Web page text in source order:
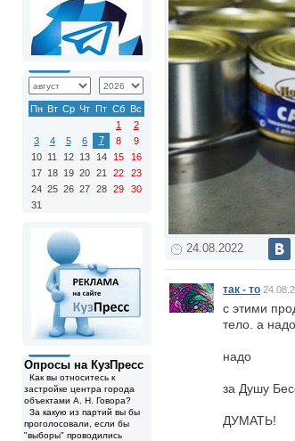
Пн Вт Ср Чт Пт Сб Вс
1
2
3
4 5 6 7 8
9
10 11 12 13 14 15
16
17 18 19 20 21 22
23
24 25 26 27 28 29
30
31
Опросы на КузПресс
Как вы относитесь к
застройке центра города
объектами А. Н. Говора?
За какую из партий вы бы
проголосовали, если бы
"выборы" проводились
24.08.2022
так - то
с этими
тело. а надо
надо
за Душу
ДУМАТЬ!